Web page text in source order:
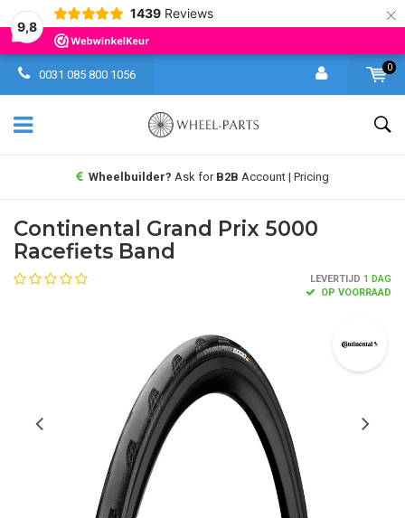
9,8
1439 Reviews ×
0031 085 800 1056
0
Wheelbuilder? Ask for B2B Account | Pricing
Continental Grand Prix 5000
Racefiets Band
LEVERTIJD 1 DAG
OP VOORRAAD